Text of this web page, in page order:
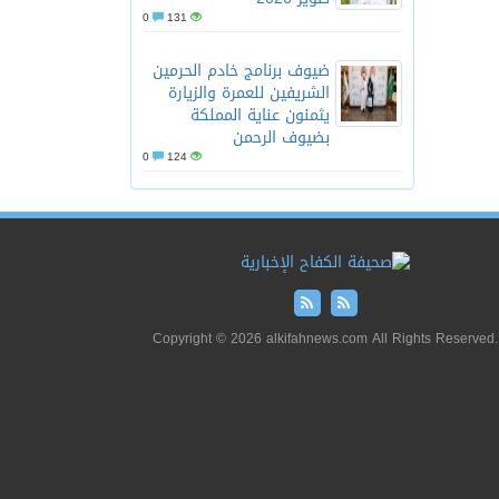
131
ضيوف برنامج خادم الحرمين
الشريفين للعمرة والزيارة
يثمنون عناية المملكة
بضيوف الرحمن
124
Copyright © 2026 alkifahnews.com All Rights Reserved.